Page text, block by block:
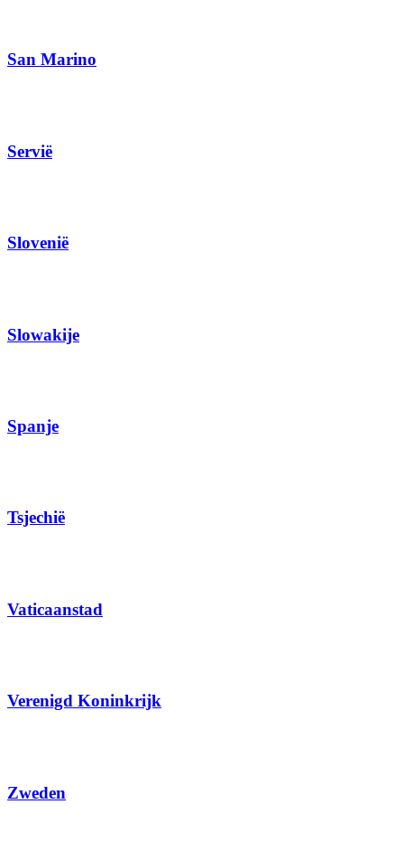
San Marino
Servië
Slovenië
Slowakije
Spanje
Tsjechië
Vaticaanstad
Verenigd Koninkrijk
Zweden